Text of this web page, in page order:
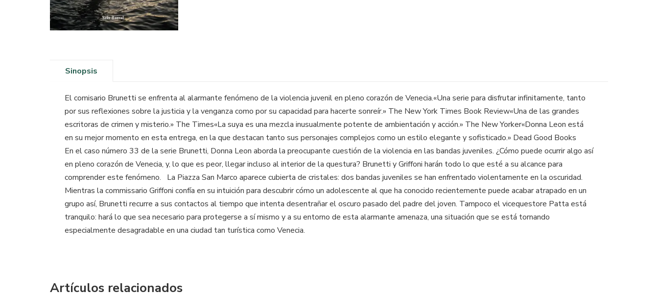
Sinopsis
El comisario Brunetti se enfrenta al alarmante fenómeno de la violencia juvenil en pleno corazón de Venecia.«Una serie para disfrutar infinitamente, tanto
por sus reflexiones sobre la justicia y la venganza como por su capacidad para hacerte sonreír.» The New York Times Book Review«Una de las grandes
escritoras de crimen y misterio.» The Times«La suya es una mezcla inusualmente potente de ambientación y acción.» The New Yorker«Donna Leon está
en su mejor momento en esta entrega, en la que destacan tanto sus personajes complejos como un estilo elegante y sofisticado.» Dead Good Books
En el caso número 33 de la serie Brunetti, Donna Leon aborda la preocupante cuestión de la violencia en las bandas juveniles. ¿Cómo puede ocurrir algo así
en pleno corazón de Venecia, y, lo que es peor, llegar incluso al interior de la questura? Brunetti y Griffoni harán todo lo que esté a su alcance para
comprender este fenómeno. La Piazza San Marco aparece cubierta de cristales: dos bandas juveniles se han enfrentado violentamente en la oscuridad.
Mientras la commissario Griffoni confía en su intuición para descubrir cómo un adolescente al que ha conocido recientemente puede acabar atrapado en un
grupo así, Brunetti recurre a sus contactos al tiempo que intenta desentrañar el oscuro pasado del padre del joven. Tampoco el vicequestore Patta está
tranquilo: hará lo que sea necesario para protegerse a sí mismo y a su entorno de esta alarmante amenaza, una situación que se está tornando
especialmente desagradable en una ciudad tan turística como Venecia.
Artículos relacionados